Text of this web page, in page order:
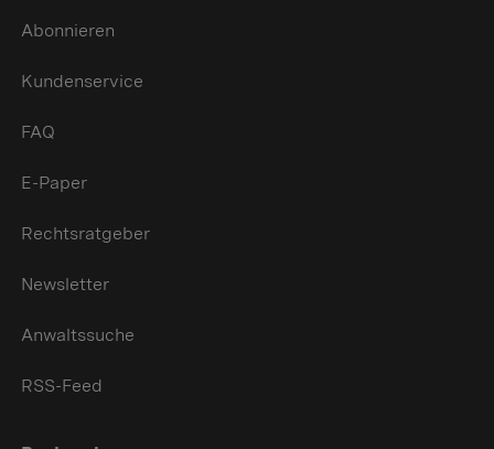
Abonnieren
Kundenservice
FAQ
E-Paper
Rechtsratgeber
Newsletter
Anwaltssuche
RSS-Feed